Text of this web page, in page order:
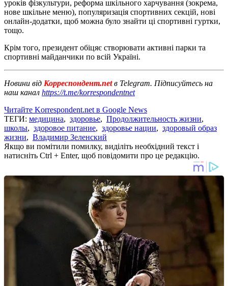
уроків фізкультури, реформа шкільного харчування (зокрема,
нове шкільне меню), популяризація спортивних секцій, нові
онлайн-додатки, щоб можна було знайти ці спортивні гуртки,
тощо.
Крім того, президент обіцяє створювати активні парки та
спортивні майданчики по всій Україні.
Новини від Корреспондент.netв Telegram. Підписуйтесь на
наш канал https://t.me/korrespondentnet
Читайте Korrespondent.net в Google News
ТЕГИ: медицина, здоровье, Продолжительность жизни,
школы, здоровое питание, здоровье нации, здоровый образ
жизни, Владимир Зеленский
Якщо ви помітили помилку, виділіть необхідний текст і
натисніть Ctrl + Enter, щоб повідомити про це редакцію.